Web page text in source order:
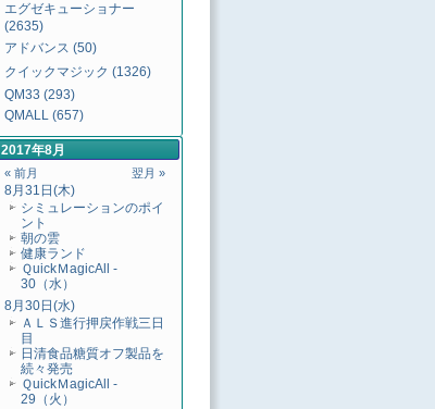
エグゼキューショナー
(2635)
アドバンス (50)
クイックマジック (1326)
QM33 (293)
QMALL (657)
2017年8月
« 前月 翌月 »
8月31日(木)
シミュレーションのポイ
ント
朝の雲
健康ランド
ＱuickＭagicAll -
30（水）
8月30日(水)
ＡＬＳ進行押戻作戦三日
目
日清食品糖質オフ製品を
続々発売
ＱuickＭagicAll -
29（火）